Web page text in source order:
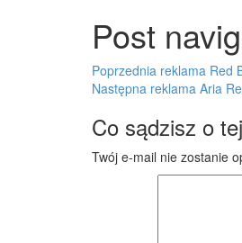
Post
Poprzednia reklama Red
Następna reklama Aria
Co sądzisz o
Twój e-mail nie zostanie